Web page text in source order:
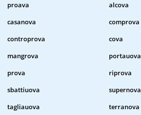
proava
alcova
casanova
comprova
controprova
cova
mangrova
portauova
prova
riprova
sbattiuova
supernova
tagliauova
terranova